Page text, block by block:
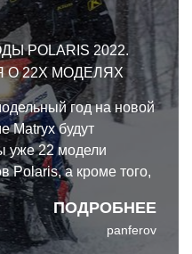
POLARIS 2022.
О 22Х МОДЕЛЯХ
ПОДРОБНЕЕ
год на новой
Matryx будут
уже 22 модели
Polaris, а кроме того,
двухтактный
двигатель Patriot
panferov